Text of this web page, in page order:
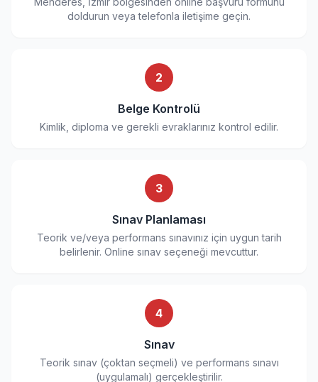
doldurun veya telefonla iletişime geçin.
2
Belge Kontrolü
Kimlik, diploma ve gerekli evraklarınız kontrol edilir.
3
Sınav Planlaması
Teorik ve/veya performans sınavınız için uygun tarih
belirlenir. Online sınav seçeneği mevcuttur.
4
Sınav
Teorik sınav (çoktan seçmeli) ve performans sınavı
(uygulamalı) gerçekleştirilir.